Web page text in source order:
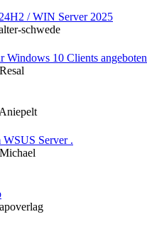
/ WIN Server 2025
schwede
Windows 10 Clients
Server .